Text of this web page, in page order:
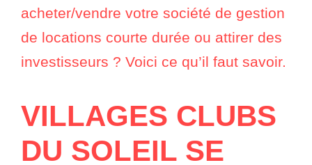
acheter/vendre votre société de gestion
de locations courte durée ou attirer des
investisseurs ? Voici ce qu’il faut savoir.
VILLAGES CLUBS
DU SOLEIL SE